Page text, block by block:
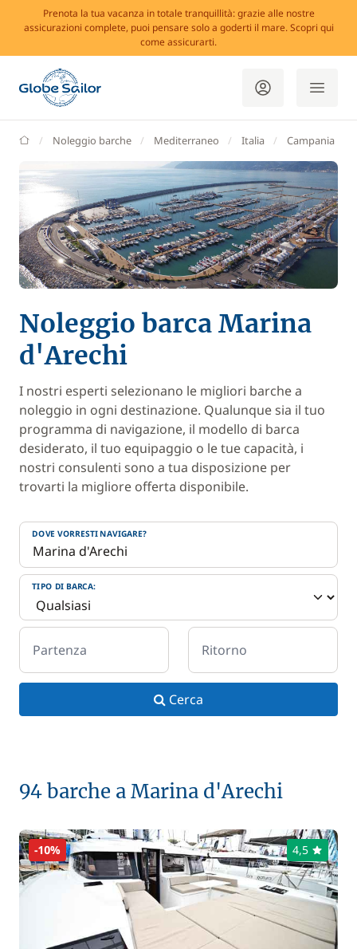
Prenota la tua vacanza in totale tranquillità: grazie alle nostre
assicurazioni complete, puoi pensare solo a goderti il mare. Scopri qui
come assicurarti.
GlobeSailor
Noleggio barche Mediterraneo Italia Campania
Noleggio barca Marina
d'Arechi
I nostri esperti selezionano le migliori barche a
noleggio in ogni destinazione. Qualunque sia il tuo
programma di navigazione, il modello di barca
desiderato, il tuo equipaggio o le tue capacità, i
nostri consulenti sono a tua disposizione per
trovarti la migliore offerta disponibile.
DOVE VORRESTI NAVIGARE?
TIPO DI BARCA:
Partenza Ritorno
Cerca
94 barche a Marina d'Arechi
-10% 4,5